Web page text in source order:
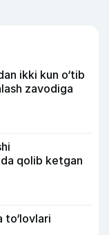
ikki kun o‘tib
zavodiga
qolib ketgan
to‘lovlari